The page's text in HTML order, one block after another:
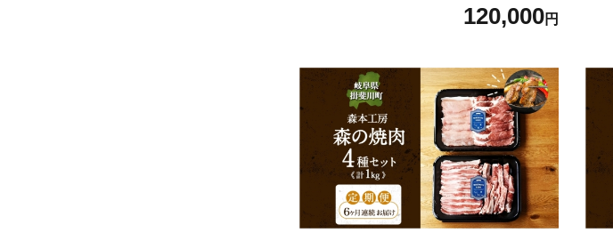
ゴルフクラブ 倶楽部 利用チケット
チケット 利用券 コース コースレイ
プレゼント 送料無料 岐阜県 揖斐川
120,000円
チ
プ